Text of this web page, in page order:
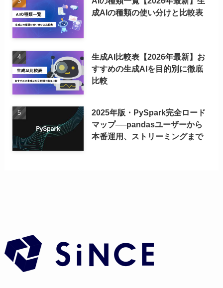
成AIの種類の使い分けと比較表
生成AI比較表【2026年最新】お
すすめの生成AIを目的別に徹底
比較
2025年版・PySpark完全ロード
マップ──pandasユーザーから
本番運用、ストリーミングまで